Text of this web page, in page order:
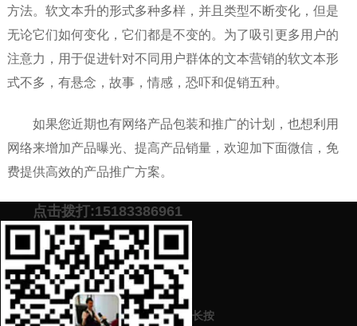
方法。软文本升的形式多种多样，并且类型不断变化，但是
无论它们如何变化，它们都是不变的。为了吸引更多用户的
注意力，用于促进针对不同用户群体的文本营销的软文本形
式不多，有悬念，故事，情感，恐吓和促销五种。
如果您近期也有网络产品包装和推广的计划，也想利用
网络来增加产品曝光、提高产品销量，欢迎加下面微信，免
费提供高效的产品推广方案。
预约营销老师 添加微信号：scyxch
案！
点击拨打:15183386961
长按